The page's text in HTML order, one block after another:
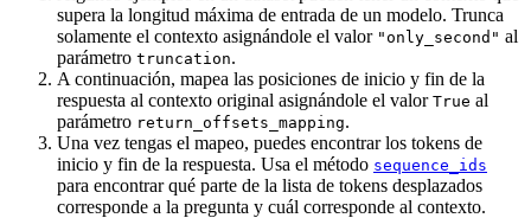
supera la longitud máxima de entrada de un modelo. Trunca
solamente el contexto asignándole el valor "only_second" al
parámetro truncation.
A continuación, mapea las posiciones de inicio y fin de la
respuesta al contexto original asignándole el valor True al
parámetro return_offsets_mapping.
Una vez tengas el mapeo, puedes encontrar los tokens de
inicio y fin de la respuesta. Usa el método sequence_ids
para encontrar qué parte de la lista de tokens desplazados
corresponde a la pregunta y cuál corresponde al contexto.